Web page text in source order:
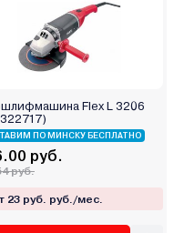
Flex L 3206
ПО МИНСКУ БЕСПЛАТНО
руб.
руб.
23 руб. руб./мес.